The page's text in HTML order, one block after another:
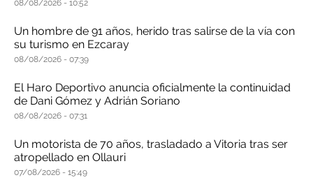
08/08/2026 10:52
Un hombre de 91 años, herido tras salirse de la vía con
su turismo en Ezcaray
08/08/2026 07:39
El Haro Deportivo anuncia oficialmente la continuidad
de Dani Gómez y Adrián Soriano
08/08/2026 07:31
Un motorista de 70 años, trasladado a Vitoria tras ser
atropellado en Ollauri
07/08/2026 15:49